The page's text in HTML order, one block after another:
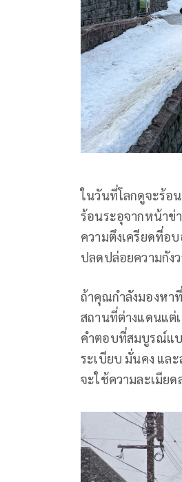
ในวันที่โลกดูจะร้อ
ร้อนระอุจากหน้าข่
ความตึงเครียดที่อ
ปลดปล่อยความกัง
ถ้าคุณกำลังมองหา
สถานที่ต่างแดนแต่
คำตอบที่สมบูรณ์แบ
ระเบียบ มั่นคง แล
จะใช้ความละเมีย